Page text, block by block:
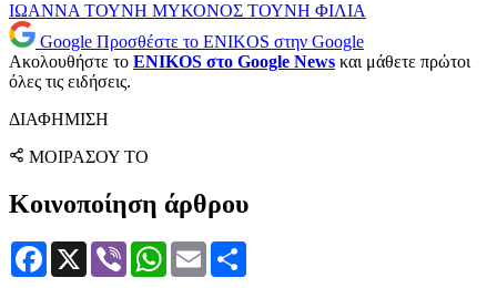
ΙΩΑΝΝΑ ΤΟΥΝΗ ΜΥΚΟΝΟΣ ΤΟΥΝΗ ΦΙΛΙΑ
Google Προσθέστε το ENIKOS στην Google
Ακολουθήστε το ENIKOS στο Google News και μάθετε πρώτοι
όλες τις ειδήσεις.
ΔΙΑΦΗΜΙΣΗ
ΜΟΙΡΑΣΟΥ ΤΟ
Κοινοποίηση άρθρου
Facebook
X Viber WhatsApp
Email